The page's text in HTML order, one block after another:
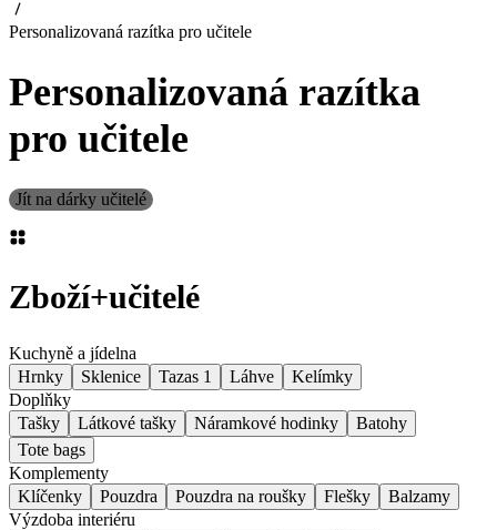
Personalizovaná razítka pro učitele
Personalizovaná razítka
pro učitele
Jít na dárky učitelé
Zboží+učitelé
Kuchyně a jídelna
Hrnky
Sklenice Tazas 1 Láhve
Kelímky
Doplňky
Tašky
Látkové tašky Náramkové hodinky
Batohy
Tote bags
Komplementy
Klíčenky
Pouzdra Pouzdra na roušky Flešky
Balzamy
Výzdoba interiéru